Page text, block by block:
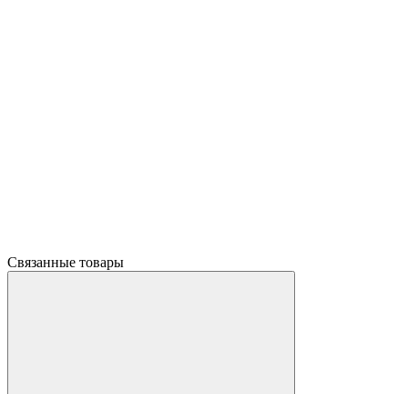
Связанные товары